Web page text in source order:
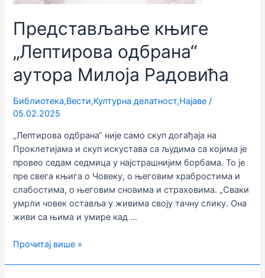
Представљање књиге
„Лептирова одбрана“
аутора Милоја Радовића
Библиотека,Вести,Културна делатност,Најаве /
05.02.2025
„Лептирова одбрана“ није само скуп догађаја на
Проклетијама и скуп искустава са људима са којима је
провео седам седмица у најстрашнијим борбама. То је
пре свега књига о Човеку, о његовим храбростима и
слабостима, о његовим сновима и страховима. „Сваки
умрли човек оставља у живима своју тачну слику. Она
живи са њима и умире кад …
Представљање
Прочитај више »